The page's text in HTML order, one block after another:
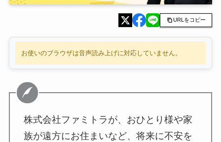
URLをコピー
お使いのブラウザは音声読み上げに対応していません。
株式会社ファミトラが、おひとり様や家
族が遠方にお住まいなど、将来に不安を